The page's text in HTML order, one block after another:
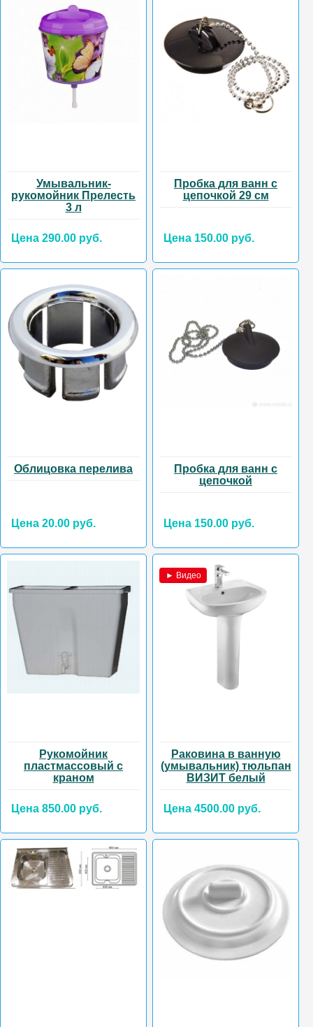
Умывальник-
рукомойник Прелесть
3 л
Цена 290.00 руб.
Пробка для ванн с
цепочкой 29 см
Цена 150.00 руб.
Облицовка перелива
Цена 20.00 руб.
Пробка для ванн с
цепочкой
Цена 150.00 руб.
Рукомойник
пластмассовый с
краном
Цена 850.00 руб.
► Видео
Раковина в ванную
(умывальник) тюльпан
ВИЗИТ белый
Цена 4500.00 руб.